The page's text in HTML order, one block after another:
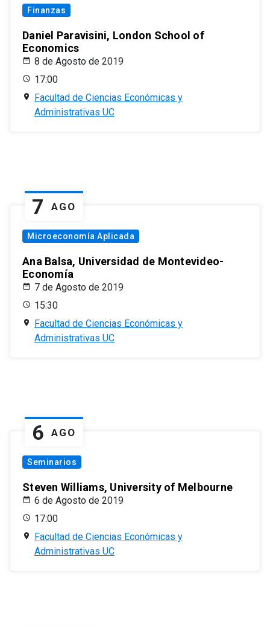
Finanzas
Daniel Paravisini, London School of
Economics
8 de Agosto de 2019
17:00
Facultad de Ciencias Económicas y
Administrativas UC
7 AGO
Microeconomía Aplicada
Ana Balsa, Universidad de Montevideo-
Economía
7 de Agosto de 2019
15:30
Facultad de Ciencias Económicas y
Administrativas UC
6 AGO
Seminarios
Steven Williams, University of Melbourne
6 de Agosto de 2019
17:00
Facultad de Ciencias Económicas y
Administrativas UC